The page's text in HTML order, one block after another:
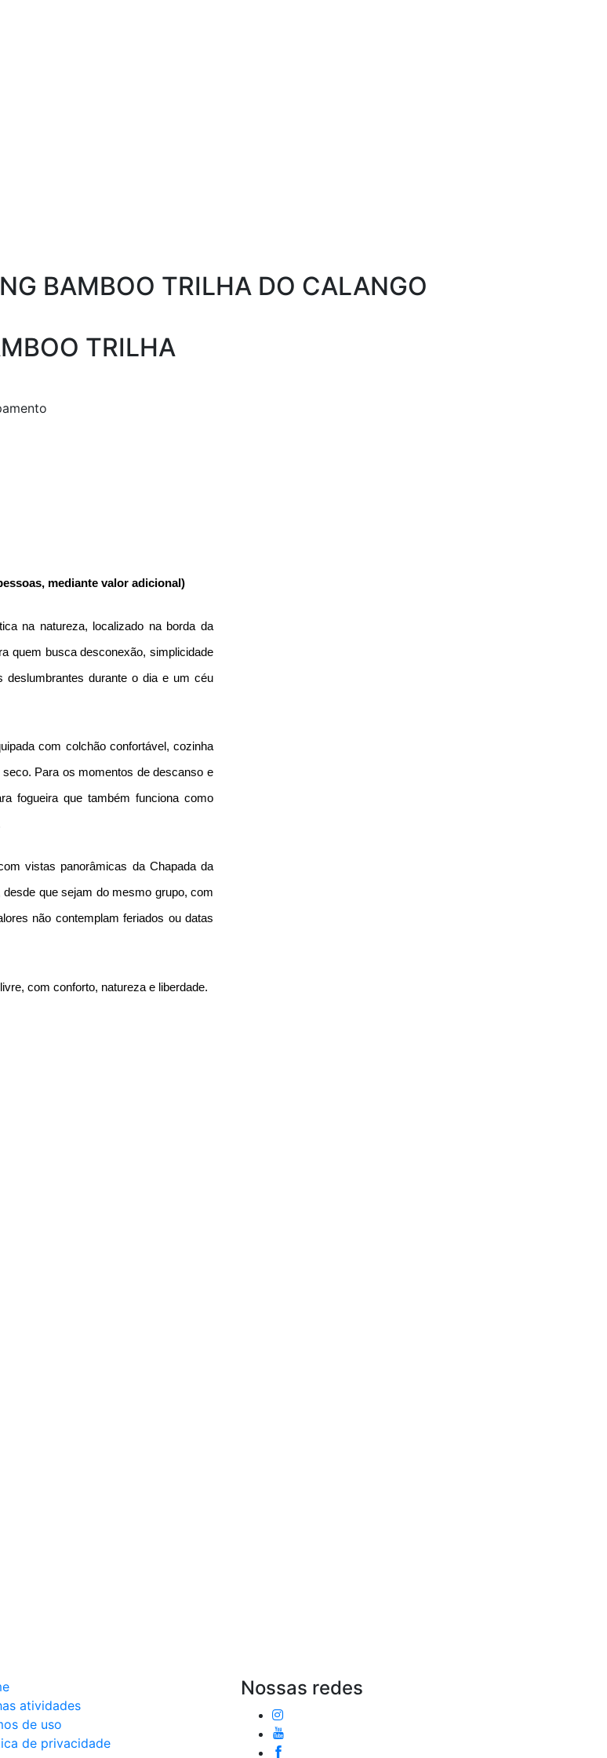
BAMBOO TRILHA DO CALANGO
TRILHA
mediante valor adicional)
na natureza, localizado na borda da
quem busca desconexão, simplicidade
durante o dia e um céu
com colchão confortável, cozinha
Para os momentos de descanso e
fogueira que também funciona como
vistas panorâmicas da Chapada da
que sejam do mesmo grupo, com
não contemplam feriados ou datas
com conforto, natureza e liberdade.
atividades
de uso
de privacidade
Nossas redes